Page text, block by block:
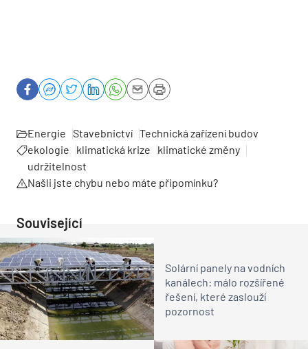
Energie Stavebnictví Technická zařízení budov
ekologie
klimatická krize
klimatické změny
udržitelnost
Našli jste chybu nebo máte připomínku?
Související
Solární panely na vodních
kanálech: málo rozšířené
řešení, které zaslouží
pozornost